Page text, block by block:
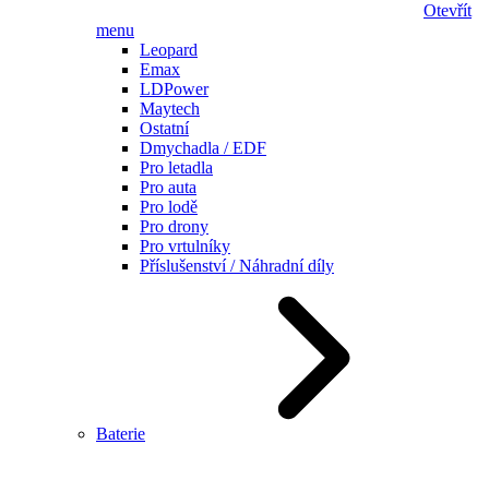
Otevřít
menu
Leopard
Emax
LDPower
Maytech
Ostatní
Dmychadla / EDF
Pro letadla
Pro auta
Pro lodě
Pro drony
Pro vrtulníky
Příslušenství / Náhradní díly
Baterie